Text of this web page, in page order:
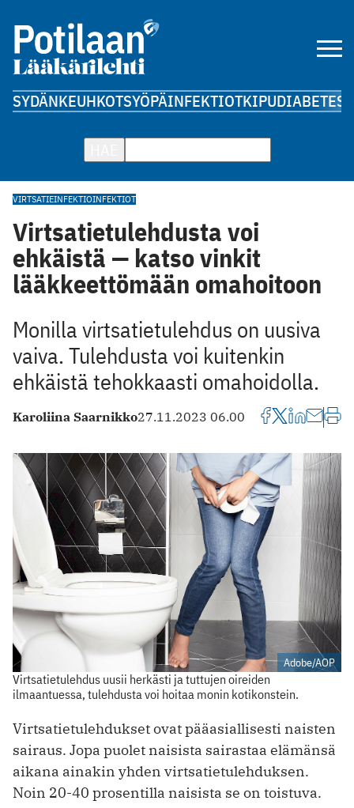
SYDÄNKEUHKOTSYÖPÄINFEKTIOTKIPUDIABETES
VIRTSATIEINFEKTIOINFEKTIOT
Virtsatietulehdusta voi
ehkäistä — katso vinkit
lääkkeettömään omahoitoon
Monilla virtsatietulehdus on uusiva
vaiva. Tulehdusta voi kuitenkin
ehkäistä tehokkaasti omahoidolla.
Karoliina Saarnikko27.11.2023 06.00
Adobe/AOP
Virtsatietulehdus uusii herkästi ja tuttujen oireiden
ilmaantuessa, tulehdusta voi hoitaa monin kotikonstein.
Virtsatietulehdukset ovat pääasiallisesti naisten
sairaus. Jopa puolet naisista sairastaa elämänsä
aikana ainakin yhden virtsatietulehduksen.
Noin 20-40 prosentilla naisista se on toistuva.